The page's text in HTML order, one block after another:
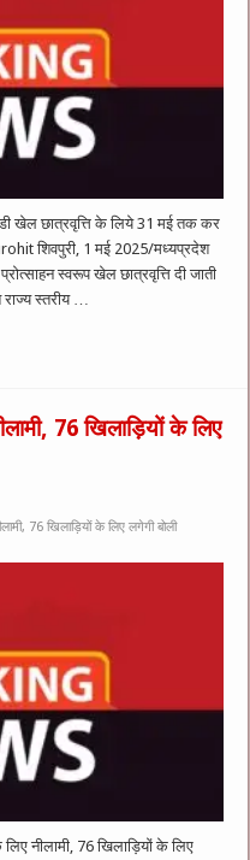
खेल छात्रवृत्ति के लिये 31 मई तक कर
शिवपुरी, 1 मई 2025/मध्‍यप्रदेश
स्वरूप खेल छात्रवृत्ति दी जाती
स्तरीय …
76 खिलाड़ियों के लिए
76 खिलाड़ियों के लिए लगेगी बोली
नीलामी, 76 खिलाड़ियों के लिए